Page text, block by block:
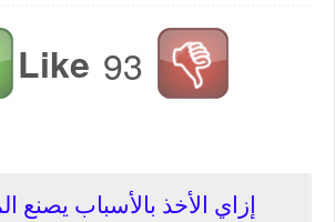
Like 93
إزاي الأخذ بالأسباب يصنع